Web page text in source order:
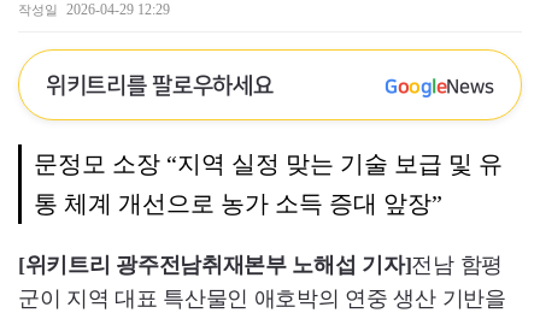
작성일 2026-04-29 12:29
위키트리를 팔로우하세요 GoogleNews
문정모 소장 “지역 실정 맞는 기술 보급 및 유
통 체계 개선으로 농가 소득 증대 앞장”
[위키트리 광주전남취재본부 노해섭 기자]전남 함평
군이 지역 대표 특산물인 애호박의 연중 생산 기반을